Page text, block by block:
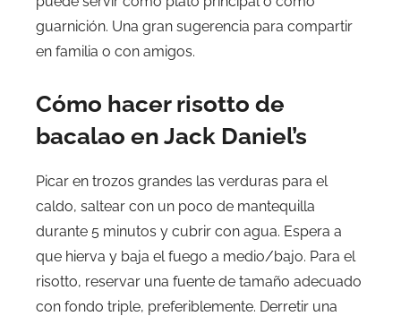
guarnición. Una gran sugerencia para compartir
en familia o con amigos.
Cómo hacer risotto de
bacalao en Jack Daniel’s
Picar en trozos grandes las verduras para el
caldo, saltear con un poco de mantequilla
durante 5 minutos y cubrir con agua. Espera a
que hierva y baja el fuego a medio/bajo. Para el
risotto, reservar una fuente de tamaño adecuado
con fondo triple, preferiblemente. Derretir una